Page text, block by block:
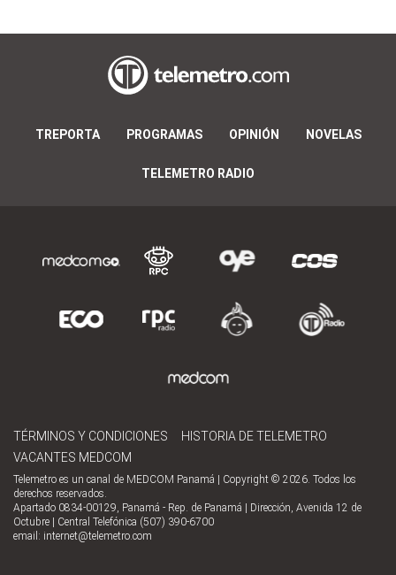
TREPORTA PROGRAMAS OPINIÓN NOVELAS
TELEMETRO RADIO
TÉRMINOS Y CONDICIONES
HISTORIA DE TELEMETRO
VACANTES MEDCOM
Telemetro es un canal de MEDCOM Panamá | Copyright © 2026. Todos los
derechos reservados.
Apartado 0834-00129, Panamá - Rep. de Panamá | Dirección, Avenida 12 de
Octubre | Central Telefónica (507) 390-6700
email: internet@telemetro.com